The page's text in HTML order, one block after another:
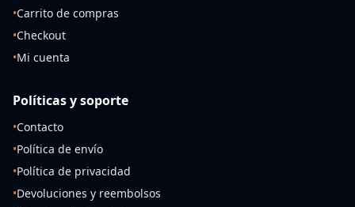
•Carrito de compras
•Checkout
•Mi cuenta
Políticas y soporte
•Contacto
•Política de envío
•Política de privacidad
•Devoluciones y reembolsos